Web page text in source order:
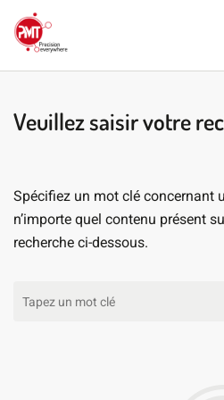
Veuillez saisir votre
Spécifiez un mot clé concernant
n’importe quel contenu présent
recherche ci-dessous.